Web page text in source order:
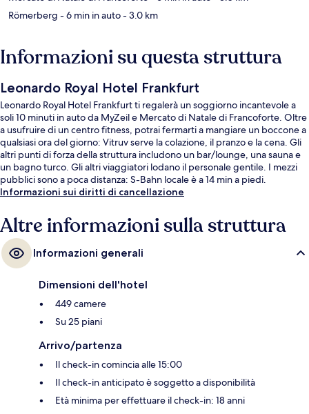
Römerberg - 6 min in auto- 3.0 km
Informazioni su questa struttura
Leonardo Royal Hotel Frankfurt
Leonardo Royal Hotel Frankfurt ti regalerà un soggiorno incantevole a
soli 10 minuti in auto da MyZeil e Mercato di Natale di Francoforte. Oltre
a usufruire di un centro fitness, potrai fermarti a mangiare un boccone a
qualsiasi ora del giorno: Vitruv serve la colazione, il pranzo e la cena. Gli
altri punti di forza della struttura includono un bar/lounge, una sauna e
un bagno turco. Gli altri viaggiatori lodano il personale gentile. I mezzi
pubblici sono a poca distanza: S-Bahn locale è a 14 min a piedi.
Informazioni sui diritti di cancellazione
Altre informazioni sulla struttura
Informazioni generali
Dimensioni dell'hotel
449 camere
Su 25 piani
Arrivo/partenza
Il check-in comincia alle 15:00
Il check-in anticipato è soggetto a disponibilità
Età minima per effettuare il check-in: 18 anni